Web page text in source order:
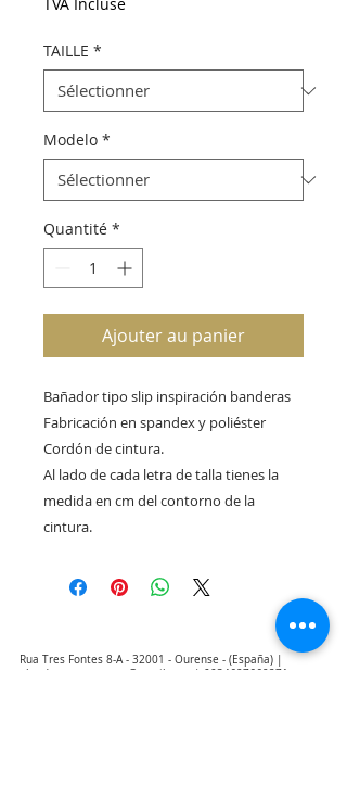
TVA Incluse
TAILLE *
Modelo *
Quantité *
Ajouter au panier
Bañador tipo slip inspiración banderas
Fabricación en spandex y poliéster
Cordón de cintura.
Al lado de cada letra de talla tienes la
medida en cm del contorno de la
cintura.
Rua Tres Fontes 8-A - 32001 - Ourense - (España) |
elunderwearourense@gmail.com
| 0034697669271